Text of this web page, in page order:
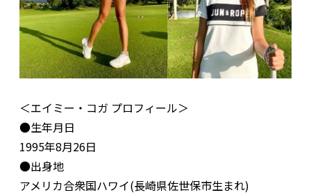
＜エイミー・コガ プロフィール＞
●生年月日
1995年8月26日
●出身地
アメリカ合衆国ハワイ(長崎県佐世保市生まれ)